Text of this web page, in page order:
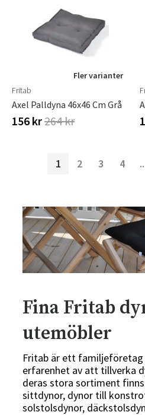
Fler varianter
Fritab
Axel Palldyna 46x46 Cm Grå
156 kr264 kr
1 2 3 4
Fina Fritab
utemöbler
Fritab är ett familjeföretag
erfarenhet av att tillverka
deras stora sortiment
sittdynor, dynor till
solstolsdynor,